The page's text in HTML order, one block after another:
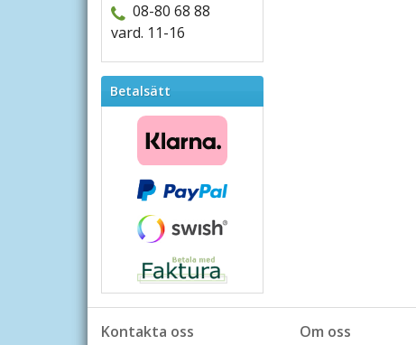
08-80 68 88
vard. 11-16
Betalsätt
Kontakta oss Om oss